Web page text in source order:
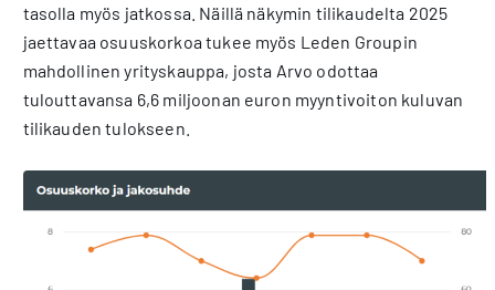
tasolla myös jatkossa. Näillä näkymin tilikaudelta 2025
jaettavaa osuuskorkoa tukee myös Leden Groupin
mahdollinen yrityskauppa, josta Arvo odottaa
tulouttavansa 6,6 miljoonan euron myyntivoiton kuluvan
tilikauden tulokseen.